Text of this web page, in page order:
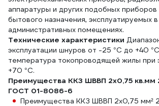
аппаратуры и других подобных приборов
бытового назначения, эксплуатируемых
административных помещениях.
Технические характеристики
эксплуатации шнуров от -25 °С до +40
температура токопроводящей жилы при
+70 °С.
Преимущества ККЗ ШВВП 2х0,75
ГОСТ 01-8086-6
Преимущества ККЗ ШВВП 2х0,75 мм²